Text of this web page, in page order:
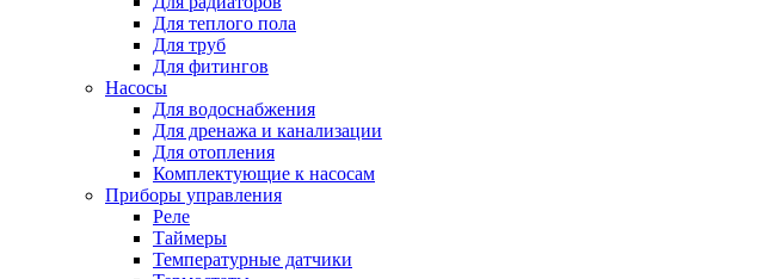
Для теплого пола
Для труб
Для фитингов
Насосы
Для водоснабжения
Для дренажа и канализации
Для отопления
Комплектующие к насосам
Приборы управления
Реле
Таймеры
Температурные датчики